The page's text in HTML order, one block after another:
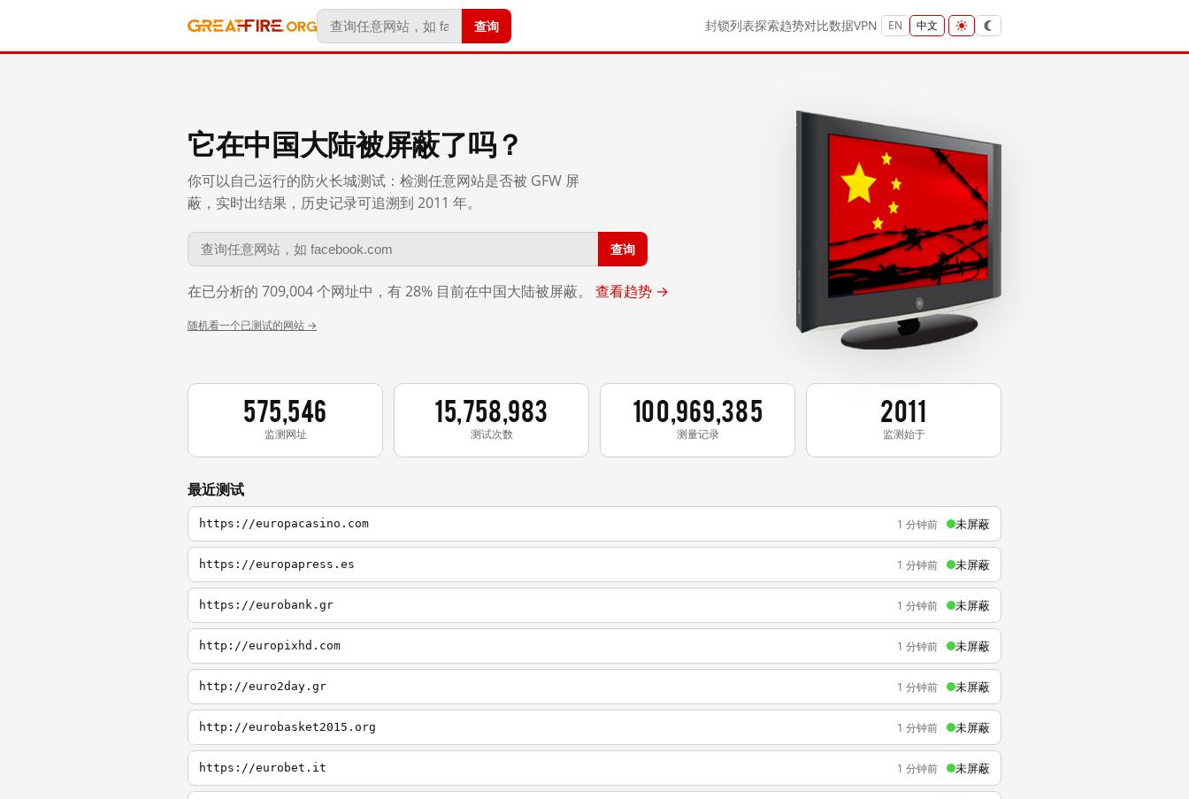
查询 封锁列表探索趋势对比数据VPN EN 中文
它在中国大陆被屏蔽了吗？
你可以自己运行的防火长城测试：检测任意网站是否被 GFW 屏
蔽，实时出结果，历史记录可追溯到 2011 年。
查询
在已分析的 709,004 个网址中，有 28% 目前在中国大陆被屏蔽。 查看趋势 →
随机看一个已测试的网站 →
575,546
监测网址
15,758,983
测试次数
100,969,385
测量记录
2011
监测始于
最近测试
https://europacasino.com 1 分钟前 未屏蔽
https://europapress.es 1 分钟前 未屏蔽
https://eurobank.gr 1 分钟前 未屏蔽
http://europixhd.com 1 分钟前 未屏蔽
http://euro2day.gr 1 分钟前 未屏蔽
http://eurobasket2015.org 1 分钟前 未屏蔽
https://eurobet.it 1 分钟前 未屏蔽